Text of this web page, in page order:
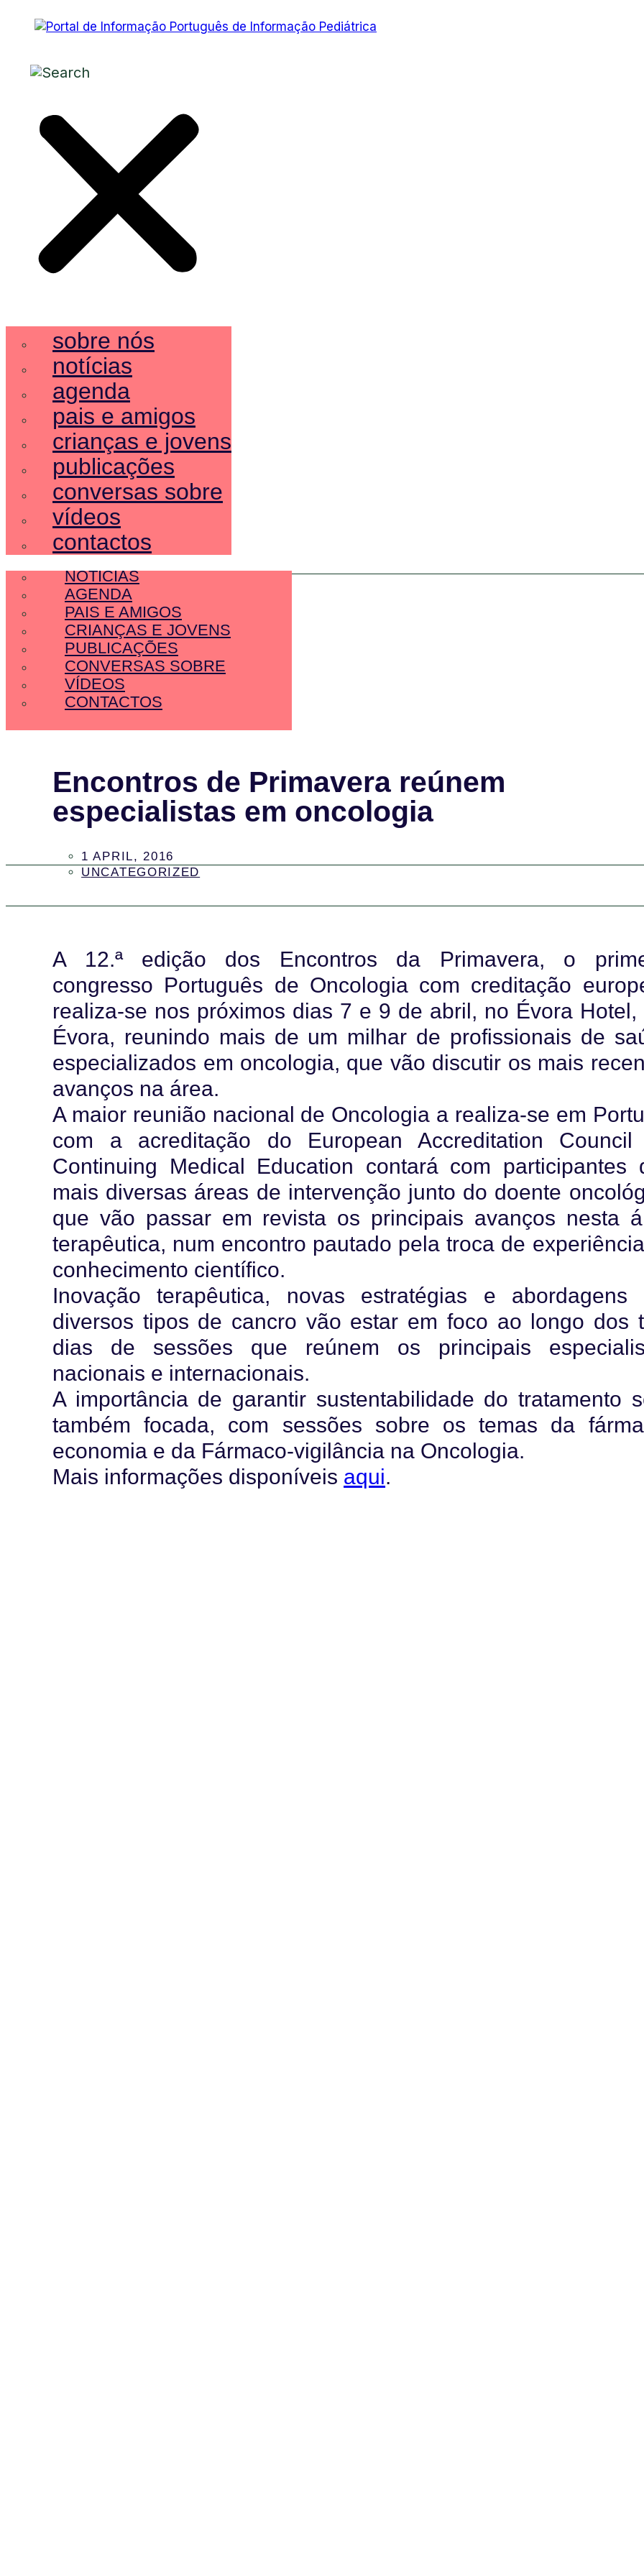
sobre nós
notícias
agenda
pais e amigos
crianças e jovens
publicações
conversas sobre
vídeos
contactos
SOBRE NÓS
NOTÍCIAS
AGENDA
PAIS E AMIGOS
CRIANÇAS E JOVENS
PUBLICAÇÕES
CONVERSAS SOBRE
VÍDEOS
CONTACTOS
Encontros de Primavera reúnem
especialistas em oncologia
1 APRIL, 2016
UNCATEGORIZED
A 12.ª edição dos Encontros da Primavera, o
congresso Português de Oncologia com creditação
realiza-se nos próximos dias 7 e 9 de abril, no Évora Hotel,
Évora, reunindo mais de um milhar de profissionais de
especializados em oncologia, que vão discutir os mais
avanços na área.
A maior reunião nacional de Oncologia a realiza-se em
com a acreditação do European Accreditation Council
Continuing Medical Education contará com participantes
mais diversas áreas de intervenção junto do doente
que vão passar em revista os principais avanços nesta
terapêutica, num encontro pautado pela troca de
conhecimento científico.
Inovação terapêutica, novas estratégias e abordagens
diversos tipos de cancro vão estar em foco ao longo dos
dias de sessões que reúnem os principais
nacionais e internacionais.
A importância de garantir sustentabilidade do tratamento
também focada, com sessões sobre os temas da
economia e da Fármaco-vigilância na Oncologia.
Mais informações disponíveis aqui.